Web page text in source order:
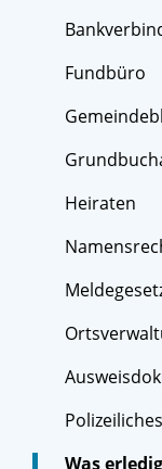
Fundbüro
Heiraten
Was